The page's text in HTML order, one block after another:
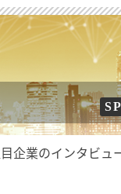
企業のインタビュ